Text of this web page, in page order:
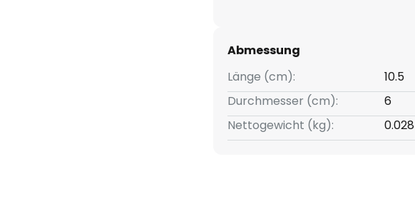
Abmessung
Länge (cm):
10.5
Durchmesser (cm):
6
Nettogewicht (kg):
0.028